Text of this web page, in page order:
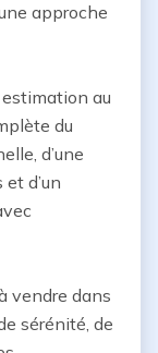
approche
estimation au
du
d’une
d’un
vendre dans
sérénité, de